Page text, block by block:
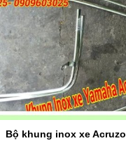
Bộ khung inox xe Acruzo